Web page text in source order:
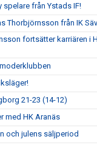
spelare från Ystads IF!
Thorbjörnsson från IK
fortsätter karriären i
21-23 (14-12)
med HK Aranäs
och julens säljperiod